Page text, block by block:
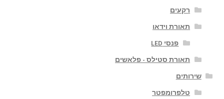
רקעים
תאורת וידאו
פנסי LED
תאורת סטילס - פלאשים
שירותים
טלפרומפטר